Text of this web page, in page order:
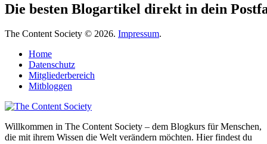
Die besten Blogartikel direkt in dein
The Content Society © 2026. Impressum.
Home
Datenschutz
Mitgliederbereich
Mitbloggen
Willkommen in The Content Society – dem Blogkurs für Menschen,
die mit ihrem Wissen die Welt verändern möchten. Hier findest du